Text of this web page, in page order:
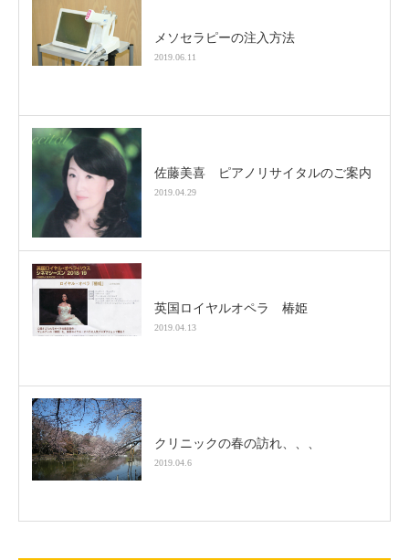
メソセラピーの注入方法
2019.06.11
佐藤美喜 ピアノリサイタルのご案内
2019.04.29
英国ロイヤルオペラ 椿姫
2019.04.13
クリニックの春の訪れ、、、
2019.04.6